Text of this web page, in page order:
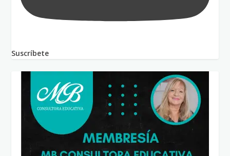
Suscríbete